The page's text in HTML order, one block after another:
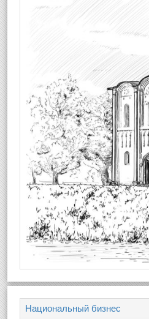
Национальный бизнес